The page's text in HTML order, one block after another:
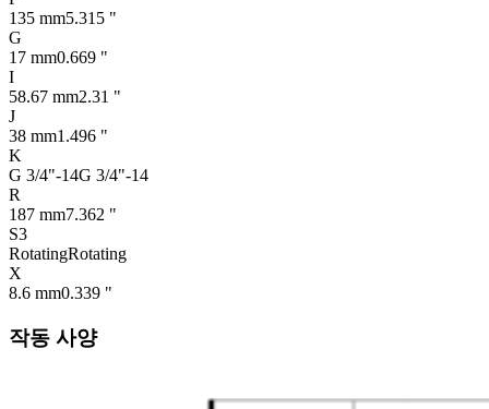
135 mm5.315 "
G
17 mm0.669 "
I
58.67 mm2.31 "
J
38 mm1.496 "
K
G 3/4"-14G 3/4"-14
R
187 mm7.362 "
S3
RotatingRotating
X
8.6 mm0.339 "
작동 사양